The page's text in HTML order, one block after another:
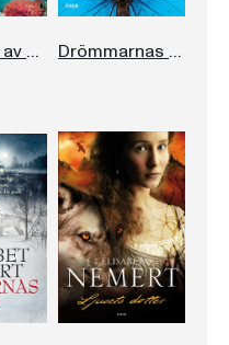
I skuggan av det förflutna Drömmarnas flod